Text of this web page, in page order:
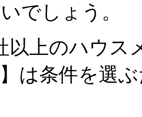
でしょう。
以上のハウス
】は条件を選